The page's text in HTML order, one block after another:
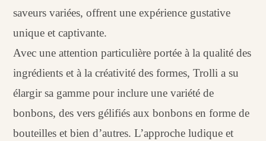
saveurs variées, offrent une expérience gustative
unique et captivante.
Avec une attention particulière portée à la qualité des
ingrédients et à la créativité des formes, Trolli a su
élargir sa gamme pour inclure une variété de
bonbons, des vers gélifiés aux bonbons en forme de
bouteilles et bien d’autres. L’approche ludique et